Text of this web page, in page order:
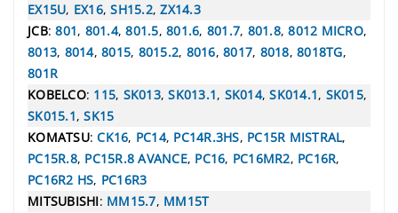
EX15U, EX16,SH15.2,ZX14.3
JCB:801, 801.4,801.5, 801.6, 801.7, 801.8,8012 MICRO,
8013, 8014, 8015, 8015.2, 8016, 8017, 8018, 8018TG,
801R
KOBELCO: 115, SK013,SK013.1, SK014,SK014.1, SK015,
SK015.1,SK15
KOMATSU:CK16, PC14, PC14R.3HS, PC15R MISTRAL,
PC15R.8, PC15R.8 AVANCE, PC16, PC16MR2, PC16R,
PC16R2 HS, PC16R3
MITSUBISHI: MM15.7, MM15T